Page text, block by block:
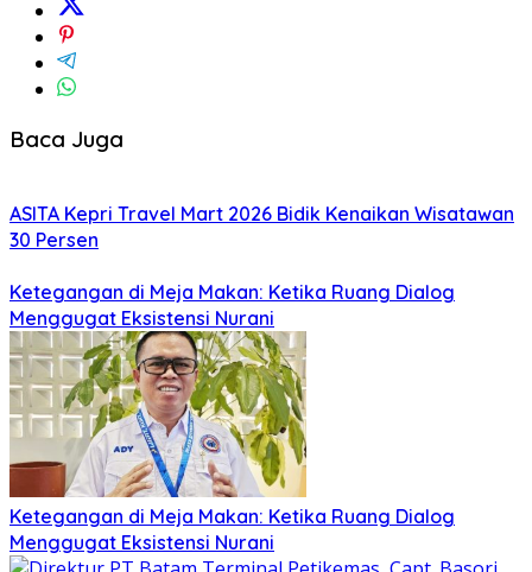
Baca Juga
ASITA Kepri Travel Mart 2026 Bidik Kenaikan Wisatawan
30 Persen
Ketegangan di Meja Makan: Ketika Ruang Dialog
Menggugat Eksistensi Nurani
Ketegangan di Meja Makan: Ketika Ruang Dialog
Menggugat Eksistensi Nurani